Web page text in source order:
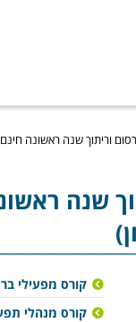
וריתוך שנה ראשונה
שנה
קורס מפעילי
קורס מנהלי